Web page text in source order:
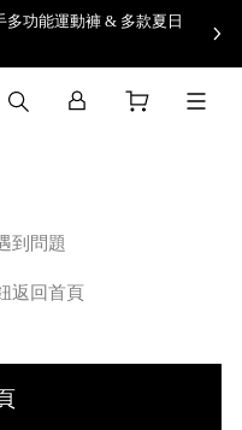
功能運動褲 & 多款夏日
到問題
返回首頁